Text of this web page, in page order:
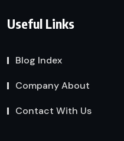
Useful Links
Blog Index
Company About
Contact With Us